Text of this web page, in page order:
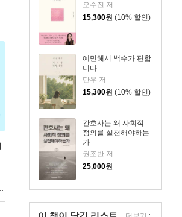
오수진 저
15,300원 (10% 할인)
예민해서 백수가 편합
니다
단우 저
15,300원 (10% 할인)
간호사는 왜 사회적
정의를 실천해야하는
가
권조반 저
25,000원